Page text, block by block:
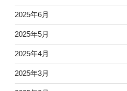
2025年6月
2025年5月
2025年4月
2025年3月